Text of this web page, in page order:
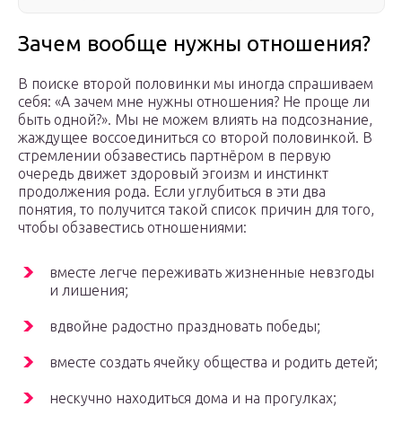
Зачем вообще нужны отношения?
В поиске второй половинки мы иногда спрашиваем
себя: «А зачем мне нужны отношения? Не проще ли
быть одной?». Мы не можем влиять на подсознание,
жаждущее воссоединиться со второй половинкой. В
стремлении обзавестись партнёром в первую
очередь движет здоровый эгоизм и инстинкт
продолжения рода. Если углубиться в эти два
понятия, то получится такой список причин для того,
чтобы обзавестись отношениями:
вместе легче переживать жизненные невзгоды
и лишения;
вдвойне радостно праздновать победы;
вместе создать ячейку общества и родить детей;
нескучно находиться дома и на прогулках;